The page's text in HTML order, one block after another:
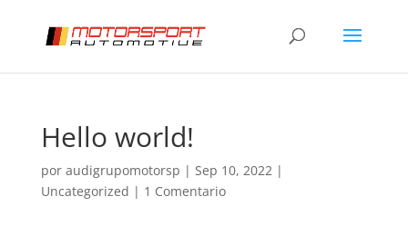
Hello world!
por audigrupomotorsp | Sep 10, 2022|
Uncategorized | 1 Comentario